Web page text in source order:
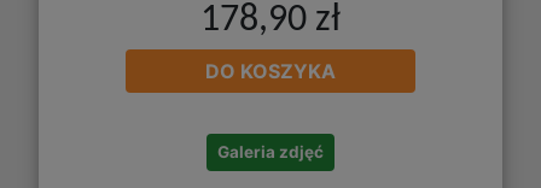
178,90 zł
DO KOSZYKA
Galeria zdjęć